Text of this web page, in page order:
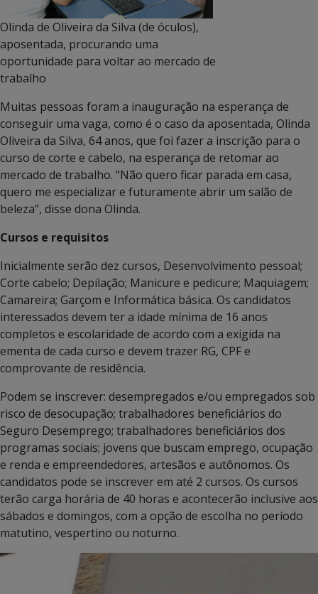
Olinda de Oliveira da Silva (de óculos),
aposentada, procurando uma
oportunidade para voltar ao mercado de
trabalho
Muitas pessoas foram a inauguração na esperança de
conseguir uma vaga, como é o caso da aposentada, Olinda
Oliveira da Silva, 64 anos, que foi fazer a inscrição para o
curso de corte e cabelo, na esperança de retomar ao
mercado de trabalho. “Não quero ficar parada em casa,
quero me especializar e futuramente abrir um salão de
beleza”, disse dona Olinda.
Cursos e requisitos
Inicialmente serão dez cursos, Desenvolvimento pessoal;
Corte cabelo; Depilação; Manicure e pedicure; Maquiagem;
Camareira; Garçom e Informática básica. Os candidatos
interessados devem ter a idade mínima de 16 anos
completos e escolaridade de acordo com a exigida na
ementa de cada curso e devem trazer RG, CPF e
comprovante de residência.
Podem se inscrever: desempregados e/ou empregados sob
risco de desocupação; trabalhadores beneficiários do
Seguro Desemprego; trabalhadores beneficiários dos
programas sociais; jovens que buscam emprego, ocupação
e renda e empreendedores, artesãos e autônomos. Os
candidatos pode se inscrever em até 2 cursos. Os cursos
terão carga horária de 40 horas e acontecerão inclusive aos
sábados e domingos, com a opção de escolha no período
matutino, vespertino ou noturno.